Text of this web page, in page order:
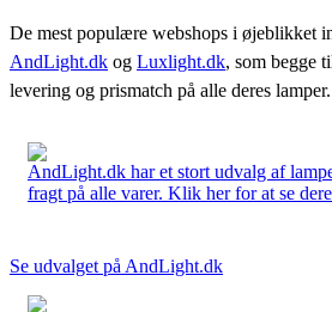
De mest populære webshops i øjeblikket
AndLight.dk og Luxlight.dk, som begge
levering og prismatch på alle deres lamper.
AndLight.dk har et stort udvalg af
fragt på alle varer. Klik her for at se
Se udvalget på AndLight.dk